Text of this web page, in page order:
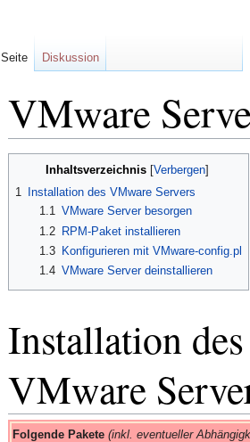
VMware
Inhaltsverzeichnis[ Verbergen]
1
Installation des VMware Servers
1.1 VMware Server besorgen
1.2
RPM-Paket installieren
1.3
Konfigurieren mit VMware-config.pl
1.4 VMware Server deinstallieren
Installation des
VMware
Folgende Pakete (inkl. eventueller
Seite Diskussion